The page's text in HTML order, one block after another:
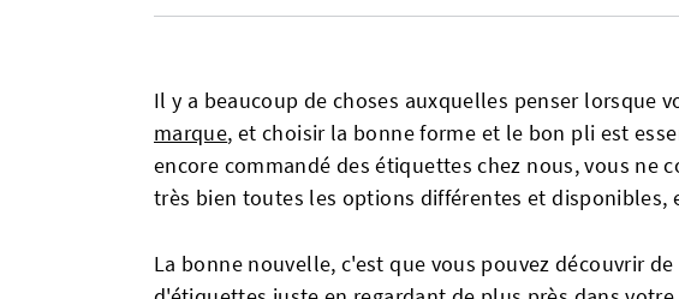
Il y a beaucoup de choses auxquelles penser lorsque
marque, et choisir la bonne forme et le bon pli est
encore commandé des étiquettes chez nous, vous ne
très bien toutes les options différentes et disponibles,
La bonne nouvelle, c'est que vous pouvez découvrir